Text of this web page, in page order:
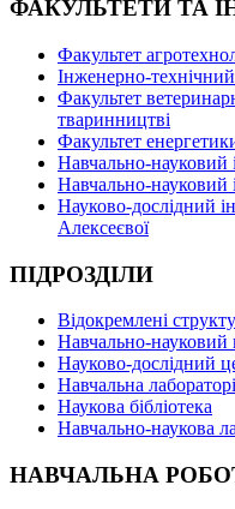
ФАКУЛЬТЕТИ ТА
Факультет
Інженерно-
Факультет
тваринництві
Факультет
Навчально-науковий
Навчально-науковий
Науково-дослідний
Алексеєвої
ПІДРОЗДІЛИ
Відокремлені
Навчально-науковий
Науково-дослідний
Навчальна
Наукова бібліотека
Навчально-наукова
НАВЧАЛЬНА